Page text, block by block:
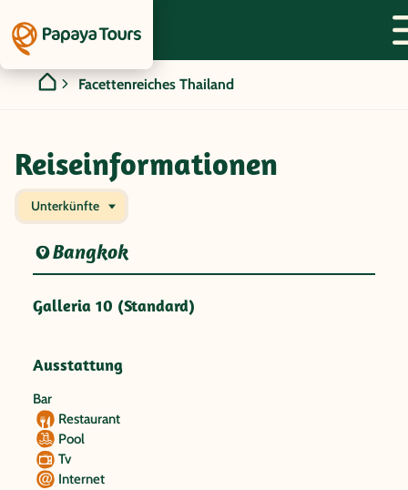
Facettenreiches Thailand
Reiseinformationen
Unterkünfte
Bangkok
Galleria 10 (Standard)
Ausstattung
Bar
Restaurant
Pool
Tv
Internet